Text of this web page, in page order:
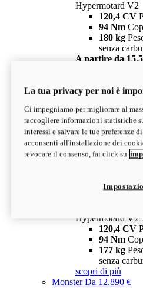
Hypermotard V2
120,4 CV
94 Nm
180 kg
senza
A partire da
V2 SP
Hypermotard V2
120,4 CV
94 Nm
177 kg
senza
Depotenziata
configura scopri
Hypermotard V2
120,4 CV
94 Nm
177 kg
senza
scopri di più
MonsterDa 12.890 €
La tua privacy per noi è
Ci impegniamo per migliorare al
raccogliere informazioni statistiche
interessi e salvare le tue preferenze
acconsenti all'installazione dei
revocare il consenso, fai click su